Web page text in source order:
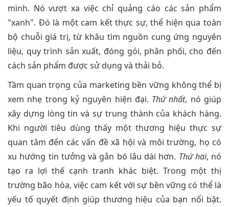
mình. Nó vượt xa việc chỉ quảng cáo các sản phẩm
"xanh". Đó là một cam kết thực sự, thể hiện qua toàn
bộ chuỗi giá trị, từ khâu tìm nguồn cung ứng nguyên
liệu, quy trình sản xuất, đóng gói, phân phối, cho đến
cách sản phẩm được sử dụng và thải bỏ.
Tầm quan trọng của marketing bền vững không thể bị
xem nhẹ trong kỷ nguyên hiện đại. Thứ nhất, nó giúp
xây dựng lòng tin và sự trung thành của khách hàng.
Khi người tiêu dùng thấy một thương hiệu thực sự
quan tâm đến các vấn đề xã hội và môi trường, họ có
xu hướng tin tưởng và gắn bó lâu dài hơn. Thứ hai, nó
tạo ra lợi thế cạnh tranh khác biệt. Trong một thị
trường bão hòa, việc cam kết với sự bền vững có thể là
yếu tố quyết định giúp thương hiệu của bạn nổi bật.